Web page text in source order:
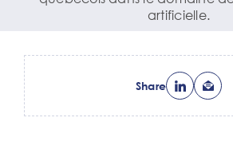
artificielle.
Share